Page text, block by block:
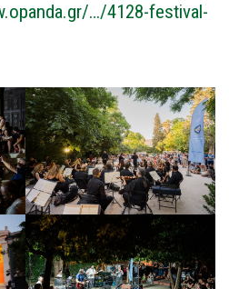
…/4128-festival-